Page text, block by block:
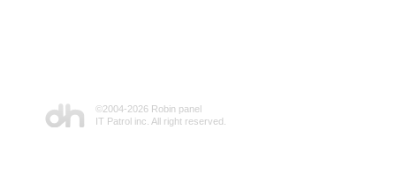
©2004-2026 Robin panel
IT Patrol inc. All right reserved.